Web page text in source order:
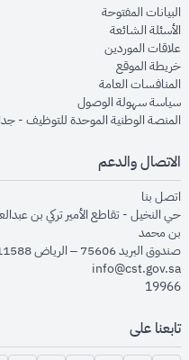
البيانات المفتوحةin new window
الأسئلة الشائعةin new window
علاقات الموردينin new window
خريطة الموقعopens in new window
المنافسات العامةin new window
سياسة سهولة الوصولnew window
المنصة الوطنية الموحدة للتوظيف -
الاتصال والدعم
اتصل بنا
حي النخيل - تقاطع الأمير تركي بن
بن محمد
صندوق البريد 75606 – الرياض 11588
info@cst.gov.sa
19966
تابعنا على